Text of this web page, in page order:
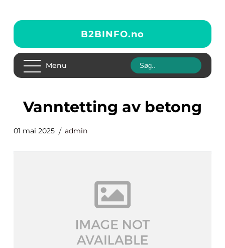
B2BINFO.no
Menu
vanntetting av betong
01 mai 2025 admin